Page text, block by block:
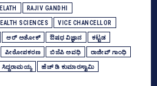
RAJIV GANDHI
SCIENCES VICE CHANCELLOR
ಆರ್‌ ಅಶೋಕ್‌ ಔಷಧ ವಿಜ್ಞಾನ ಕಟ್ಟಡ
ಪೀಠೋಪಕರಣ ಬಿಜೆಪಿ ಅವಧಿ ರಾಜೀವ್‌ ಗಾಂಧಿ
ಸಿದ್ದರಾಮಯ್ಯ ಹೆಚ್‌ ಡಿ ಕುಮಾರಸ್ವಾಮಿ